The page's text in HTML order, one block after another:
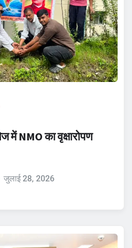
NMO का वृक्षारोपण
जुलाई 28, 2026